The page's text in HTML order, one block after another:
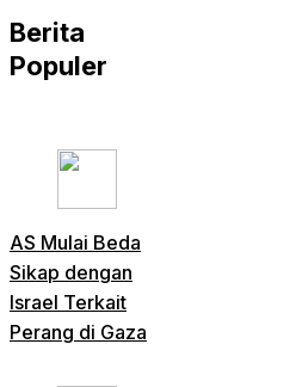
Berita
Populer
AS Mulai Beda
Sikap dengan
Israel Terkait
Perang di Gaza